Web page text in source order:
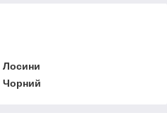
Лосини
Чорний